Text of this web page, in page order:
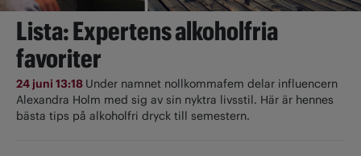
Lista: Expertens alkoholfria
favoriter
24 juni 13:18 Under namnet nollkommafem delar influencern
Alexandra Holm med sig av sin nyktra livsstil. Här är hennes
bästa tips på alkoholfri dryck till semestern.